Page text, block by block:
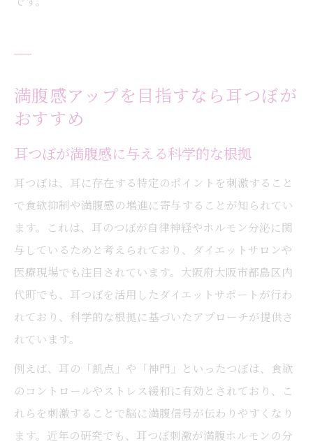
満腹感アップを目指すなら耳つぼが
おすすめ
耳つぼが満腹感に与える科学的な根拠
耳つぼは、耳に存在する特定のポイントを刺激すること
で食欲抑制や満腹感の増進に寄与することが知られてい
ます。これは、耳のつぼが自律神経やホルモン分泌に関
与しているためと考えられており、ダイエットサロンや
医療現場でも注目されています。大阪府大阪市都島区内
代町でも、耳つぼを活用したダイエットサポートが行わ
れており、科学的な根拠に基づいたアプローチが提供さ
れています。
例えば、耳の「飢点」や「神門」といったつぼは、食欲
のコントロールやストレス緩和に有効とされており、こ
れらを刺激することで脳に満腹信号が伝わりやすくなり
ます。近年の研究でも、耳つぼ刺激が満腹ホルモンの分